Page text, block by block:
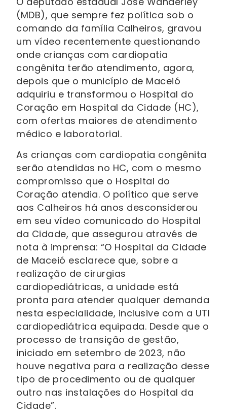
(MDB), que sempre fez política sob o
comando da família Calheiros, gravou
um vídeo recentemente questionando
onde crianças com cardiopatia
congênita terão atendimento, agora,
depois que o município de Maceió
adquiriu e transformou o Hospital do
Coração em Hospital da Cidade (HC),
com ofertas maiores de atendimento
médico e laboratorial.
As crianças com cardiopatia congênita
serão atendidas no HC, com o mesmo
compromisso que o Hospital do
Coração atendia. O político que serve
aos Calheiros há anos desconsiderou
em seu vídeo comunicado do Hospital
da Cidade, que assegurou através de
nota à imprensa: “O Hospital da Cidade
de Maceió esclarece que, sobre a
realização de cirurgias
cardiopediátricas, a unidade está
pronta para atender qualquer demanda
nesta especialidade, inclusive com a UTI
cardiopediátrica equipada. Desde que o
processo de transição de gestão,
iniciado em setembro de 2023, não
houve negativa para a realização desse
tipo de procedimento ou de qualquer
outro nas instalações do Hospital da
Cidade”.